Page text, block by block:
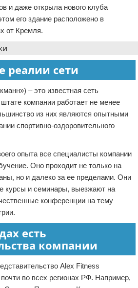
и даже открыла нового клуба
его здание расположено в
от Кремля.
реалии сети
– это известная сеть
компании работает не менее
из них являются опытными
спортивно-оздоровительного
опыта все специалисты компании
Оно проходит не только на
но и далеко за ее пределами. Они
курсы и семинары, выезжают на
конференции на тему
есть
компании
Alex Fitness
во всех регионах РФ. Например,